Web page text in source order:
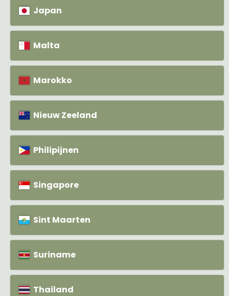
Japan
Malta
Marokko
Nieuw Zeeland
Philipijnen
Singapore
Sint Maarten
Suriname
Thailand